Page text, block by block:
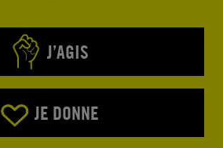
J’AGIS
JE DONNE